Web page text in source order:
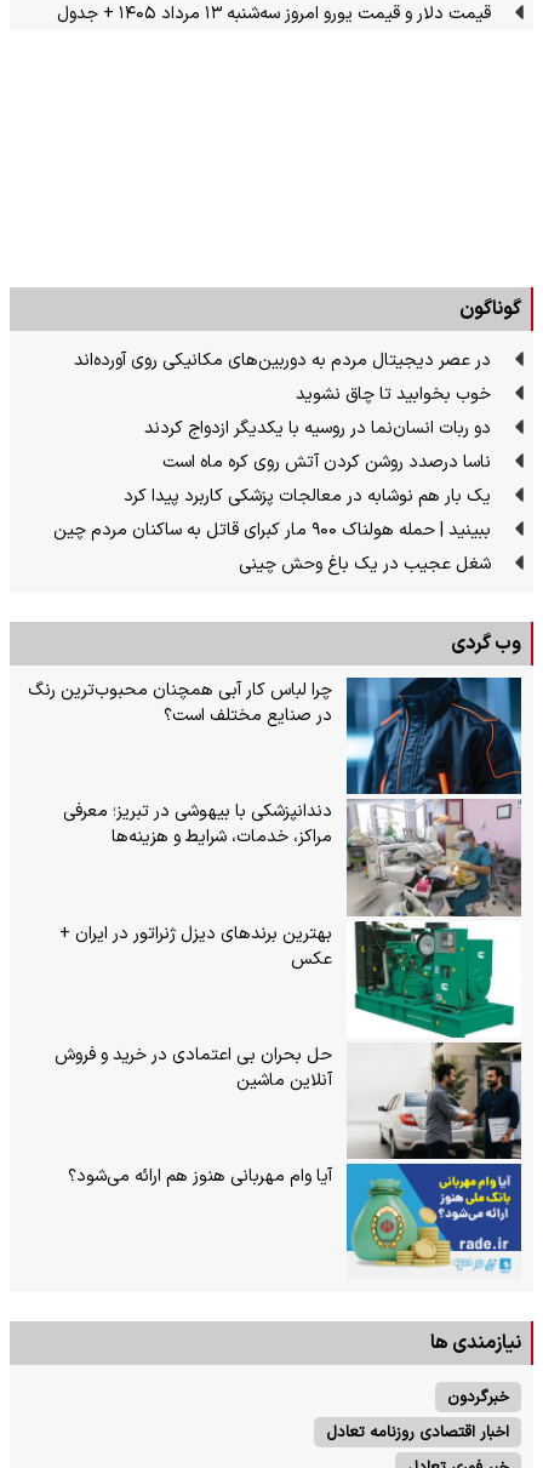
قیمت دلار و قیمت یورو امروز سه‌شنبه ۱۳ مرداد ۱۴۰۵ + جدول
گوناگون
در عصر دیجیتال مردم به دوربین‌های مکانیکی روی آورده‌اند
خوب بخوابید تا چاق نشوید
دو ربات انسان‌نما در روسیه با یکدیگر ازدواج کردند
ناسا درصدد روشن کردن آتش روی کره ماه است
یک بار هم نوشابه در معالجات پزشکی کاربرد پیدا کرد
ببینید | حمله هولناک ۹۰۰ مار کبرای قاتل به ساکنان مردم چین
شغل عجیب در یک باغ وحش چینی
وب گردی
چرا لباس کار آبی همچنان محبوب‌ترین رنگ
در صنایع مختلف است؟
دندانپزشکی با بیهوشی در تبریز؛ معرفی
مراکز، خدمات، شرایط و هزینه‌ها
بهترین برندهای دیزل ژنراتور در ایران +
عکس
حل بحران بی‌ اعتمادی در خرید و فروش
آنلاین ماشین
آیا وام مهربانی هنوز هم ارائه می‌شود؟
نیازمندی ها
خبرگردون
اخبار اقتصادی روزنامه تعادل